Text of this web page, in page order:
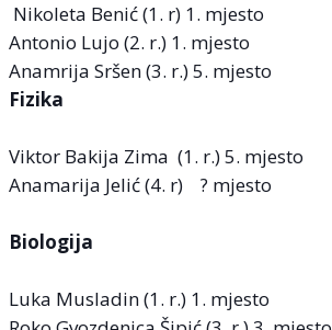
Nikoleta Benić (1. r) 1. mjesto
Antonio Lujo (2. r.) 1. mjesto
Anamrija Sršen (3. r.) 5. mjesto
Fizika
Viktor Bakija Zima (1. r.) 5. mjesto
Anamarija Jelić (4. r) ? mjesto
Biologija
Luka Musladin (1. r.) 1. mjesto